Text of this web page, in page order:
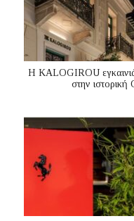
Η KALOGIROU
στην